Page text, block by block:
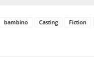
bambino Casting Fiction